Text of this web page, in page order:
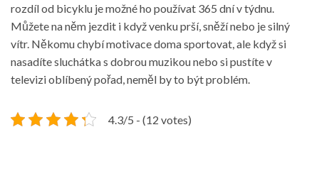
rozdíl od bicyklu je možné ho používat 365 dní v týdnu.
Můžete na něm jezdit i když venku prší, sněží nebo je silný
vítr. Někomu chybí motivace doma sportovat, ale když si
nasadíte sluchátka s dobrou muzikou nebo si pustíte v
televizi oblíbený pořad, neměl by to být problém.
4.3/5 - (12 votes)